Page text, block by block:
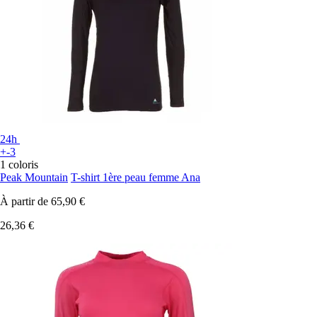
24h
+-3
1 coloris
Peak Mountain T-shirt 1ère peau femme Ana
À partir de 65,90 €
26,36 €